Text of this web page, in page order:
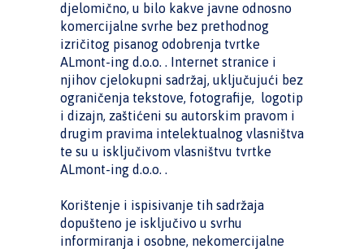
djelomično, u bilo kakve javne odnosno
komercijalne svrhe bez prethodnog
izričitog pisanog odobrenja tvrtke
ALmont-ing d.o.o. . Internet stranice i
njihov cjelokupni sadržaj, uključujući bez
ograničenja tekstove, fotografije, logotip
i dizajn, zaštićeni su autorskim pravom i
drugim pravima intelektualnog vlasništva
te su u isključivom vlasništvu tvrtke
ALmont-ing d.o.o. .
Korištenje i ispisivanje tih sadržaja
dopušteno je isključivo u svrhu
informiranja i osobne, nekomercijalne